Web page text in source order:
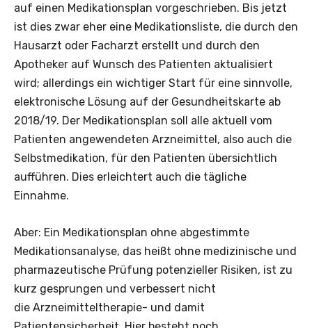
auf einen Medikationsplan vorgeschrieben. Bis jetzt
ist dies zwar eher eine Medikationsliste, die durch den
Hausarzt oder Facharzt erstellt und durch den
Apotheker auf Wunsch des Patienten aktualisiert
wird; allerdings ein wichtiger Start für eine sinnvolle,
elektronische Lösung auf der Gesundheitskarte ab
2018/19. Der Medikationsplan soll alle aktuell vom
Patienten angewendeten Arzneimittel, also auch die
Selbstmedikation, für den Patienten übersichtlich
aufführen. Dies erleichtert auch die tägliche
Einnahme.
Aber: Ein Medikationsplan ohne abgestimmte
Medikationsanalyse, das heißt ohne medizinische und
pharmazeutische Prüfung potenzieller Risiken, ist zu
kurz gesprungen und verbessert nicht
die Arzneimitteltherapie- und damit